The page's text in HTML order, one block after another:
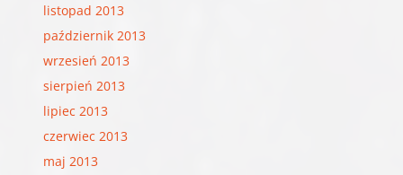
listopad 2013
październik 2013
wrzesień 2013
sierpień 2013
lipiec 2013
czerwiec 2013
maj 2013